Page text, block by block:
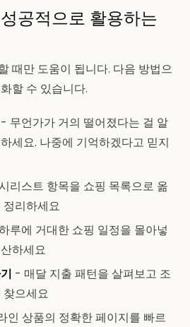
공적으로 활용하는
때만 도움이 됩니다. 다음 방법으
할 수 있습니다.
- 무언가가 거의 떨어졌다는 걸 알
세요. 나중에 기억하겠다고 믿지
리스트 항목을 쇼핑 목록으로 옮
리하세요
루에 거대한 쇼핑 일정을 몰아넣
하세요
- 매달 지출 패턴을 살펴보고 조
으세요
인 상품의 정확한 페이지를 빠르